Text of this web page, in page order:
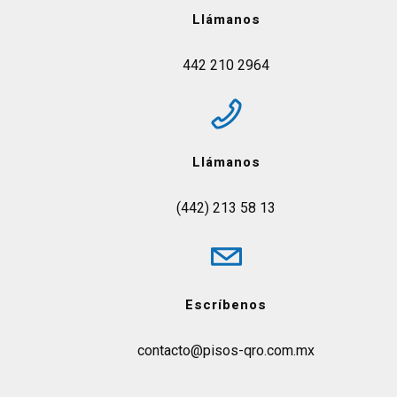
Llámanos
442 210 2964
Llámanos
(442) 213 58 13
Escríbenos
contacto@pisos-qro.com.mx